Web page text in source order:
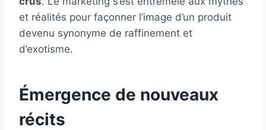
et réalités pour façonner l’image d’un produit
devenu synonyme de raffinement et
d’exotisme.
Émergence de nouveaux
récits